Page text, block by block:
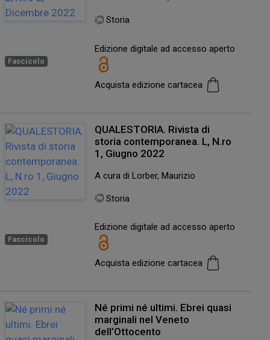
Fascicolo
Storia
Edizione digitale ad accesso aperto
Acquista edizione cartacea
Fascicolo
QUALESTORIA. Rivista di
storia contemporanea. L, N.ro
1, Giugno 2022
A cura di Lorber, Maurizio
Storia
Edizione digitale ad accesso aperto
Acquista edizione cartacea
Né primi né ultimi. Ebrei quasi
marginali nel Veneto
dell’Ottocento